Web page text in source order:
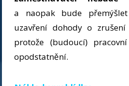
a naopak bude
uzavření dohody o zrušení
protože (budoucí)
opodstatnění.